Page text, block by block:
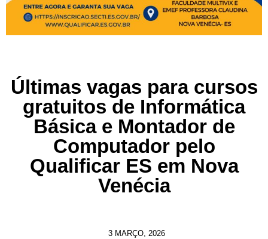
Últimas vagas para cursos
gratuitos de Informática
Básica e Montador de
Computador pelo
Qualificar ES em Nova
Venécia
3 MARÇO, 2026